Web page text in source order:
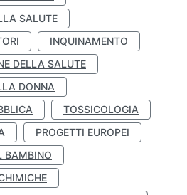
SALUTE
INQUINAMENTO
DELLA SALUTE
DONNA
TOSSICOLOGIA
PROGETTI EUROPEI
BAMBINO